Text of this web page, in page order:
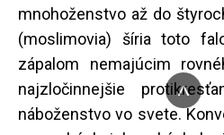
mnohoženstvo až do
(moslimovia) šíria toto
zápalom nemajúcim
najzločinnejšie
náboženstvo vo svete.
^